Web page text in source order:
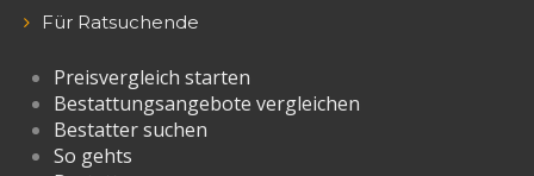
Für Ratsuchende
Preisvergleich starten
Bestattungsangebote vergleichen
Bestatter suchen
So gehts